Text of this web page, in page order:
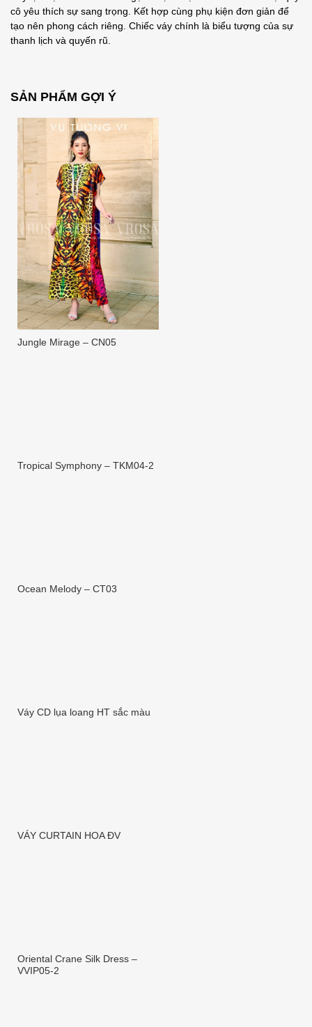
cô yêu thích sự sang trọng. Kết hợp cùng phụ kiện đơn giản để
tạo nên phong cách riêng. Chiếc váy chính là biểu tượng của sự
thanh lịch và quyến rũ.
SẢN PHẨM GỢI Ý
Jungle Mirage – CN05
Tropical Symphony – TKM04-2
Ocean Melody – CT03
Váy CD lụa loang HT sắc màu
VÁY CURTAIN HOA ĐV
Oriental Crane Silk Dress –
VVIP05-2